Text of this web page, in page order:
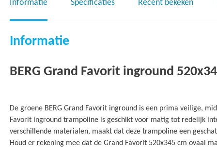
de
afbeeldingen-
Informatie Specificaties Recent bekeken
Informatie
BERG Grand Favorit inground
De groene BERG Grand Favorit inground is een prima veilige,
Favorit inground trampoline is geschikt voor matig tot redelijk
verschillende materialen, maakt dat deze trampoline een
Houd er rekening mee dat de Grand Favorit 520x345 cm ovaal